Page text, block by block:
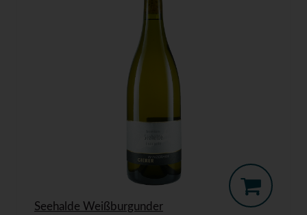
Seehalde Weißburgunder